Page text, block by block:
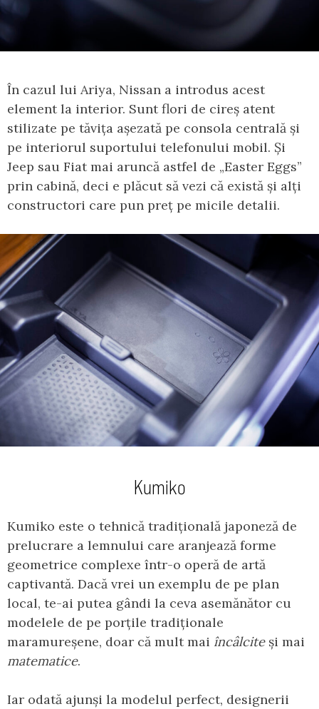
În cazul lui Ariya, Nissan a introdus acest
element la interior. Sunt flori de cireș atent
stilizate pe tăvița așezată pe consola centrală și
pe interiorul suportului telefonului mobil. Și
Jeep sau Fiat mai aruncă astfel de „Easter Eggs”
prin cabină, deci e plăcut să vezi că există și alți
constructori care pun preț pe micile detalii.
Kumiko
Kumiko este o tehnică tradițională japoneză de
prelucrare a lemnului care aranjează forme
geometrice complexe într-o operă de artă
captivantă. Dacă vrei un exemplu de pe plan
local, te-ai putea gândi la ceva asemănător cu
modelele de pe porțile tradiționale
maramureșene, doar că mult mai încâlciteși mai
matematice.
Iar odată ajunși la modelul perfect, designerii